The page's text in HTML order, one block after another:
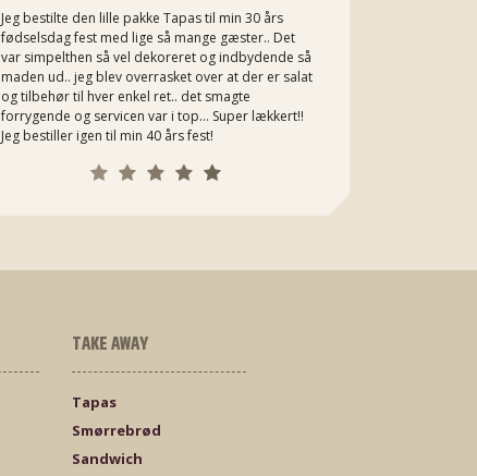
Jeg bestilte den lille pakke Tapas til min 30 års
fødselsdag fest med lige så mange gæster.. Det
var simpelthen så vel dekoreret og indbydende så
maden ud.. jeg blev overrasket over at der er salat
og tilbehør til hver enkel ret.. det smagte
forrygende og servicen var i top... Super lækkert!!
Jeg bestiller igen til min 40 års fest!
TAKE AWAY
Tapas
Smørrebrød
Sandwich